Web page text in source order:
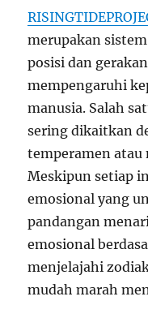
merupakan
posisi dan
mempengaruhi
manusia. Salah
sering dikaitkan
temperamen atau
Meskipun setiap
emosional yang
pandangan
emosional
menjelajahi
mudah marah